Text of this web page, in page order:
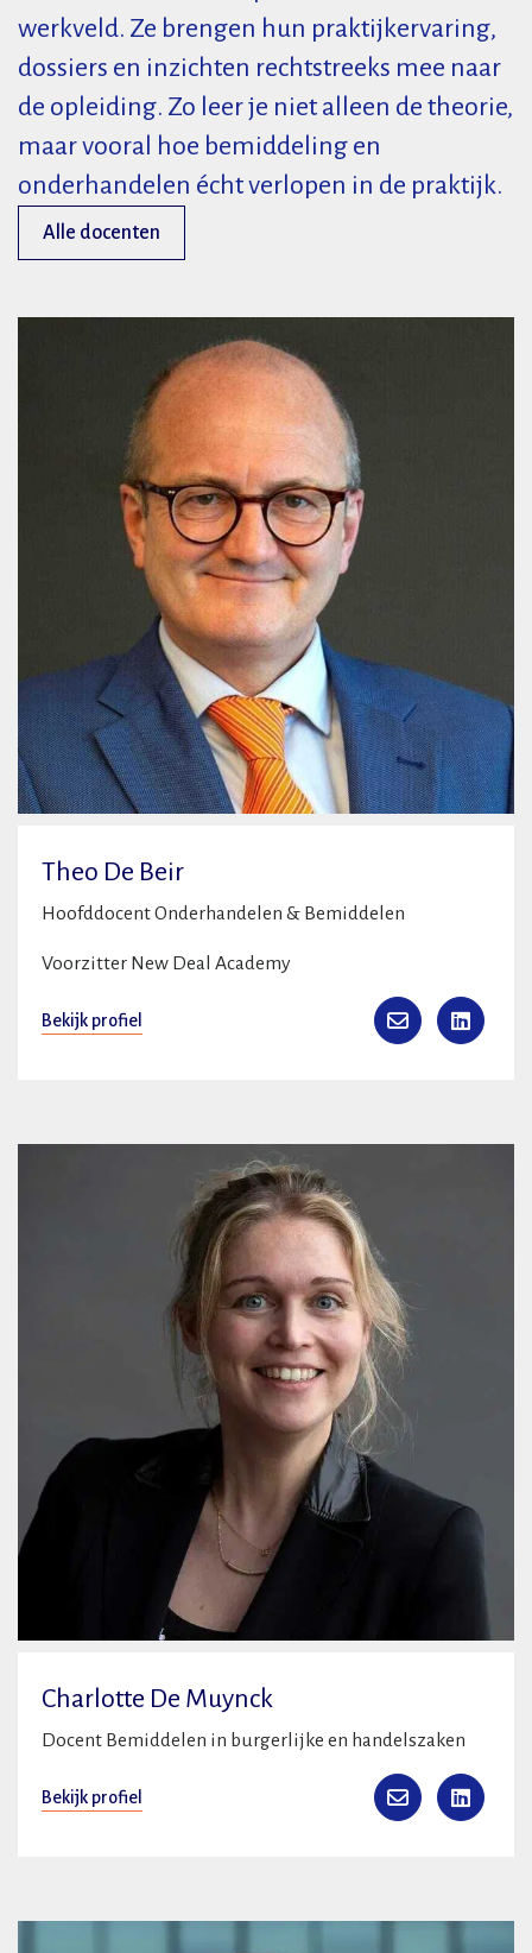
werkveld. Ze brengen hun praktijkervaring,
dossiers en inzichten rechtstreeks mee naar
de opleiding. Zo leer je niet alleen de theorie,
maar vooral hoe bemiddeling en
onderhandelen écht verlopen in de praktijk.
Alle docenten
Theo De Beir
Hoofddocent Onderhandelen & Bemiddelen
Voorzitter New Deal Academy
Bekijk profiel
Charlotte De Muynck
Docent Bemiddelen in burgerlijke en handelszaken
Bekijk profiel